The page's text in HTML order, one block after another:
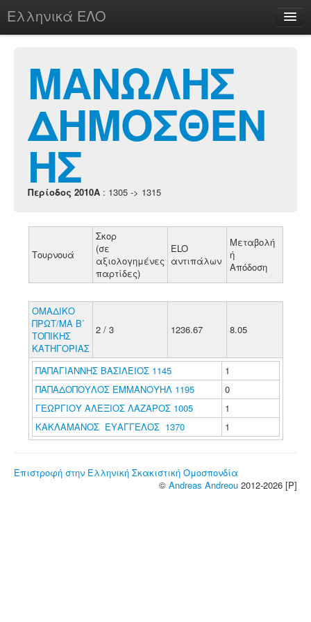
Ελληνικά ΕΛΟ
chesstu.be @ discord
Login
ΜΑΝΩΛΗΣ
ΔΗΜΟΣΘΕΝ
ΗΣ
Περίοδος 2010A : 1305 -> 1315
Τουρνουά
Σκορ
(σε
αξιολογημένες
παρτίδες)
ELO
αντιπάλων
Μεταβολή
ή
Απόδοση
ΟΜΑΔΙΚΟ
ΠΡΩΤ/ΜΑ Β΄
ΤΟΠΙΚΗΣ
ΚΑΤΗΓΟΡΙΑΣ
2 / 3 1236.67 8.05
ΠΑΠΑΓΙΑΝΝΗΣ ΒΑΣΙΛΕΙΟΣ 1145
1
ΠΑΠΑΔΟΠΟΥΛΟΣ ΕΜΜΑΝΟΥΗΛ 1195
0
ΓΕΩΡΓΙΟΥ ΑΛΕΞΙΟΣ ΛΑΖΑΡΟΣ 1005
1
ΚΑΚΛΑΜΑΝΟΣ ΕΥΑΓΓΕΛΟΣ 1370
1
Επιστροφή στην Ελληνική Σκακιστική Ομοσπονδία
© Andreas Andreou 2012-2026 [P]